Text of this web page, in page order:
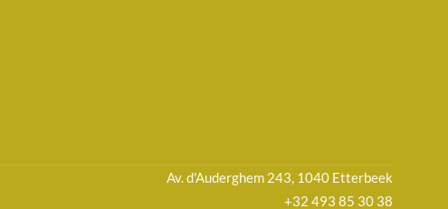
Av. d'Auderghem 243, 1040 Etterbeek
+32 493 85 30 38